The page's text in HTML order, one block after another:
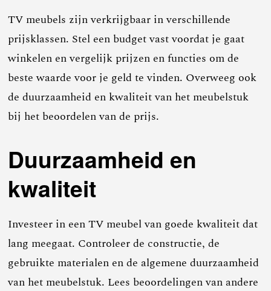
TV meubels zijn verkrijgbaar in verschillende
prijsklassen. Stel een budget vast voordat je gaat
winkelen en vergelijk prijzen en functies om de
beste waarde voor je geld te vinden. Overweeg ook
de duurzaamheid en kwaliteit van het meubelstuk
bij het beoordelen van de prijs.
Duurzaamheid en
kwaliteit
Investeer in een TV meubel van goede kwaliteit dat
lang meegaat. Controleer de constructie, de
gebruikte materialen en de algemene duurzaamheid
van het meubelstuk. Lees beoordelingen van andere